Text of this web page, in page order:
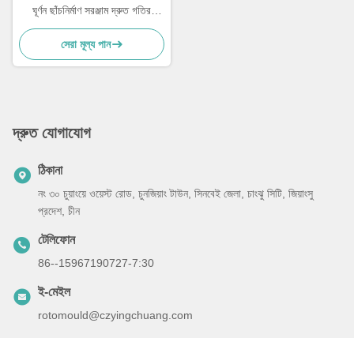
ঘূর্ণন ছাঁচনির্মাণ সরঞ্জাম দ্রুত গতির
উৎপাদন
সেরা মূল্য পান
দ্রুত যোগাযোগ
ঠিকানা
নং ৩০ চুয়াংয়ে ওয়েস্ট রোড, চুনজিয়াং টাউন, সিনবেই জেলা, চাংঝু সিটি, জিয়াংসু
প্রদেশ, চীন
টেলিফোন
86--15967190727-7:30
ই-মেইল
rotomould@czyingchuang.com